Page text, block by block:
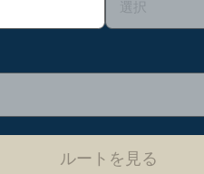
ルートを見る